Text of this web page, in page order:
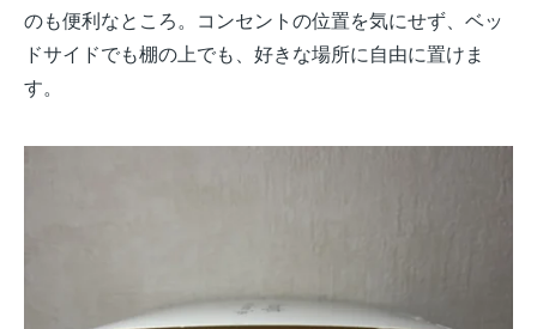
のも便利なところ。コンセントの位置を気にせず、ベッ
ドサイドでも棚の上でも、好きな場所に自由に置けま
す。